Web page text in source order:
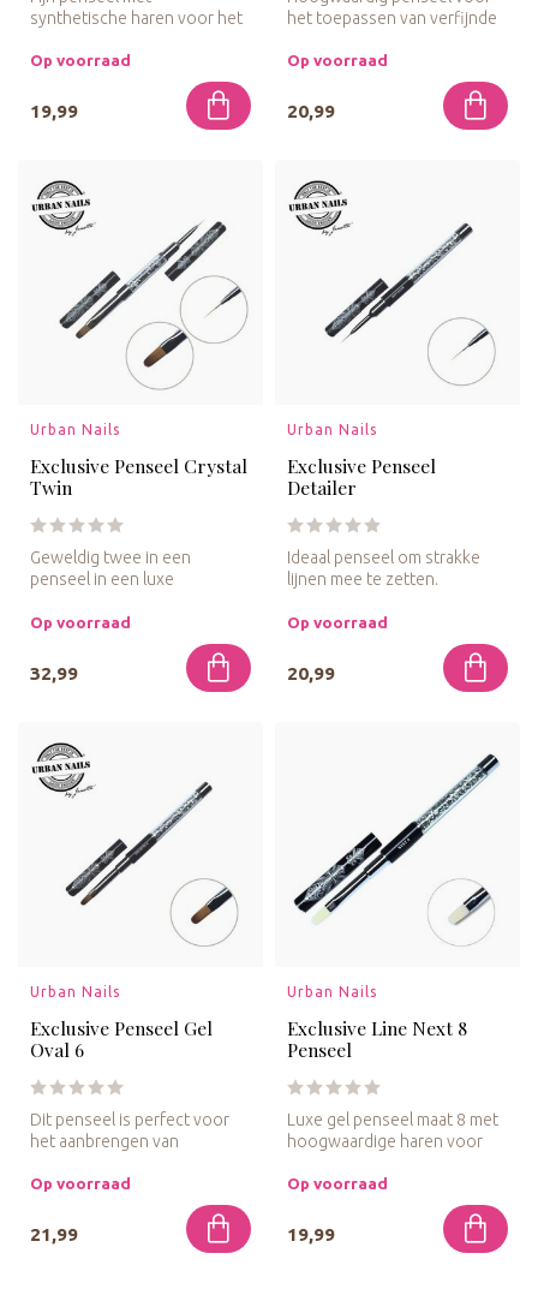
synthetische haren voor het
nagelkunst...
Op voorraad
19,99
het toepassen van verfijnde
ge...
Op voorraad
20,99
Urban Nails
Exclusive Penseel Crystal
Twin
Geweldig twee in een
penseel in een luxe
van Gelpaint ...
Op voorraad
32,99
Urban Nails
Exclusive Penseel
Detailer
Ideaal penseel om strakke
lijnen mee te zetten.
Op voorraad
20,99
Urban Nails
Exclusive Penseel Gel
Oval 6
Dit penseel is perfect voor
het aanbrengen van
titaniu...
Op voorraad
21,99
Urban Nails
Exclusive Line Next 8
Penseel
Luxe gel penseel maat 8 met
hoogwaardige haren voor
perfecte...
Op voorraad
19,99